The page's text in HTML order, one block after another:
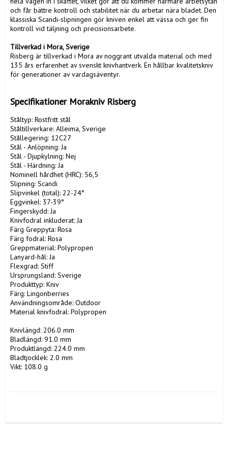
och får bättre kontroll och stabilitet när du arbetar nära bladet. Den
klassiska Scandi-slipningen gör kniven enkel att vässa och ger fin
kontroll vid täljning och precisionsarbete.
Tillverkad i Mora, Sverige
Risberg är tillverkad i Mora av noggrant utvalda material och med
135 års erfarenhet av svenskt knivhantverk. En hållbar kvalitetskniv
för generationer av vardagsäventyr.
Specifikationer Morakniv Risberg
Ståltyp: Rostfritt stål
Ståltillverkare: Alleima, Sverige
Stållegering: 12C27
Stål - Anlöpning: Ja
Stål - Djupkylning: Nej
Stål - Härdning: Ja
Nominell hårdhet (HRC): 56,5
Slipning: Scandi
Slipvinkel (total): 22-24°
Eggvinkel: 37-39°
Fingerskydd: Ja
Knivfodral inkluderat: Ja
Färg Greppyta: Rosa
Färg fodral: Rosa
Greppmaterial: Polypropen
Lanyard-hål: Ja
Flexgrad: Stiff
Ursprungsland: Sverige
Produkttyp: Kniv
Färg: Lingonberries
Användningsområde: Outdoor
Material knivfodral: Polypropen
Knivlängd: 206.0 mm
Bladlängd: 91.0 mm
Produktlängd: 224.0 mm
Bladtjocklek: 2.0 mm
Vikt: 108.0 g